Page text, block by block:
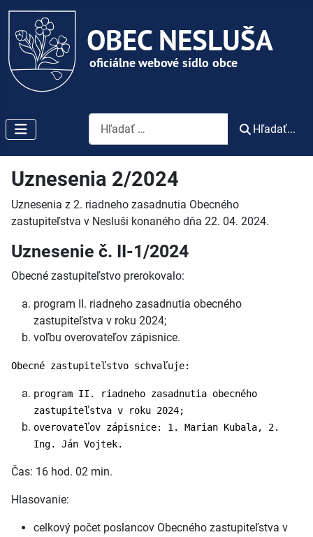
Vyhľadávanie
Hľadať...
Uznesenia 2/2024
Uznesenia z 2. riadneho zasadnutia Obecného
zastupiteľstva v Nesluši konaného dňa 22. 04. 2024.
Uznesenie č. II-1/2024
Obecné zastupiteľstvo prerokovalo:
program II. riadneho zasadnutia obecného
zastupiteľstva v roku 2024;
voľbu overovateľov zápisnice.
Obecné zastupiteľstvo schvaľuje:
program II. riadneho zasadnutia obecného
zastupiteľstva v roku 2024;
overovateľov zápisnice: 1. Marian Kubala, 2.
Ing. Ján Vojtek.
Čas: 16 hod. 02 min.
Hlasovanie:
celkový počet poslancov Obecného zastupiteľstva v